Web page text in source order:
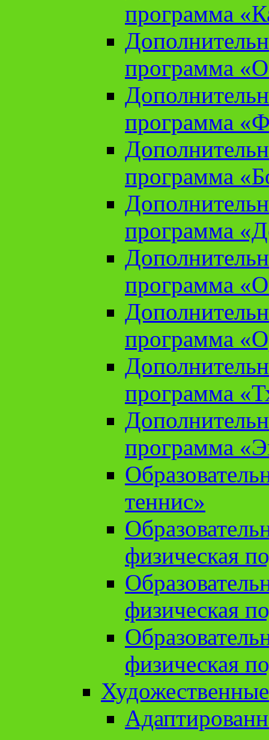
программа
программа
программа
программа
программа
программа
программа
программа
программа
теннис»
физическая
физическая
физическая
Художественные